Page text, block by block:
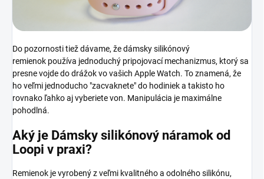
Do pozornosti tiež dávame, že dámsky silikónový
remienok používa jednoduchý pripojovací mechanizmus, ktorý sa
presne vojde do drážok vo vašich Apple Watch. To znamená, že
ho veľmi jednoducho "zacvaknete" do hodiniek a takisto ho
rovnako ľahko aj vyberiete von. Manipulácia je maximálne
pohodlná.
Aký je Dámsky silikónový náramok od
Loopi v praxi?
Remienok je vyrobený z veľmi kvalitného a odolného silikónu,